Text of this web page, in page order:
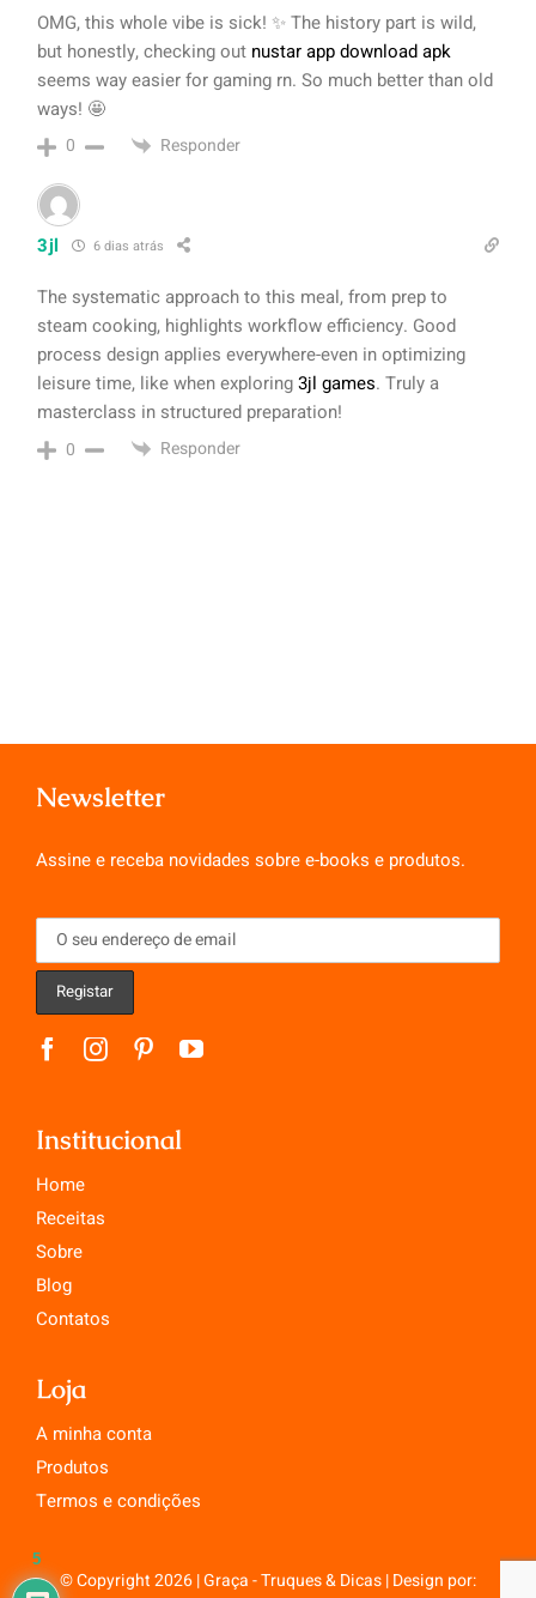
OMG, this whole vibe is sick! ✨ The history part is wild,
but honestly, checking out nustar app download apk
seems way easier for gaming rn. So much better than old
ways! 🤩
0 Responder
3jl 6 dias atrás
The systematic approach to this meal, from prep to
steam cooking, highlights workflow efficiency. Good
process design applies everywhere-even in optimizing
leisure time, like when exploring3jl games. Truly a
masterclass in structured preparation!
0 Responder
Newsletter
Assine e receba novidades sobre e-books e produtos.
Institucional
Home
Receitas
Sobre
Blog
Contatos
Loja
A minha conta
Produtos
Termos e condições
© Copyright 2026 | Graça - Truques & Dicas | Design por:
5